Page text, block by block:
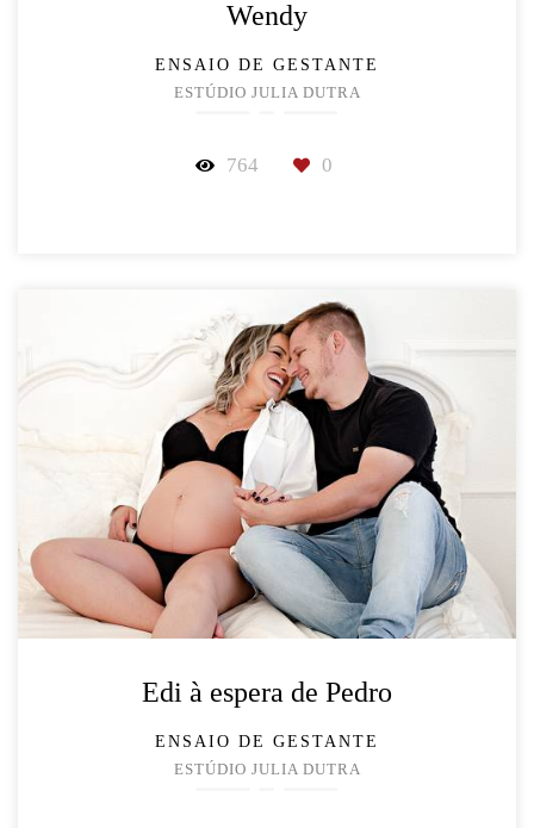
Wendy
ENSAIO DE GESTANTE
ESTÚDIO JULIA DUTRA
764 0
Edi à espera de Pedro
ENSAIO DE GESTANTE
ESTÚDIO JULIA DUTRA